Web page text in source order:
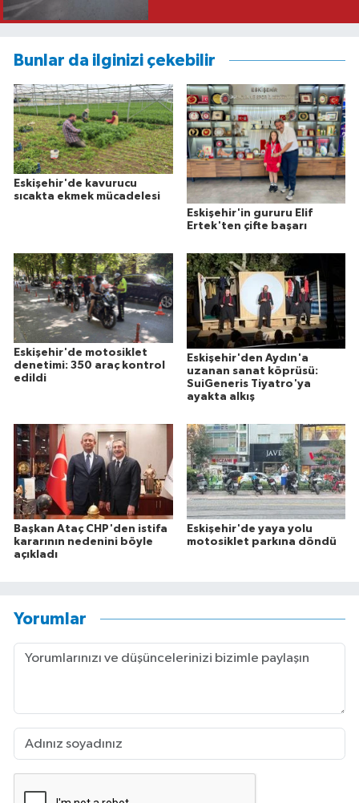
Bunlar da ilginizi çekebilir
Eskişehir'de kavurucu
sıcakta ekmek mücadelesi
Eskişehir'in gururu Elif
Ertek'ten çifte başarı
Eskişehir'de motosiklet
denetimi: 350 araç kontrol
edildi
Eskişehir'den Aydın'a
uzanan sanat köprüsü:
SuiGeneris Tiyatro'ya
ayakta alkış
Başkan Ataç CHP'den istifa
kararının nedenini böyle
açıkladı
Eskişehir'de yaya yolu
motosiklet parkına döndü
Yorumlar